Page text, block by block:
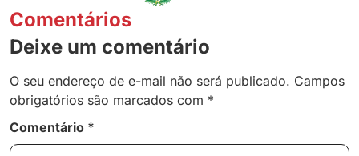
Comentários
Deixe um comentário
O seu endereço de e-mail não será publicado. Campos
obrigatórios são marcados com *
Comentário *